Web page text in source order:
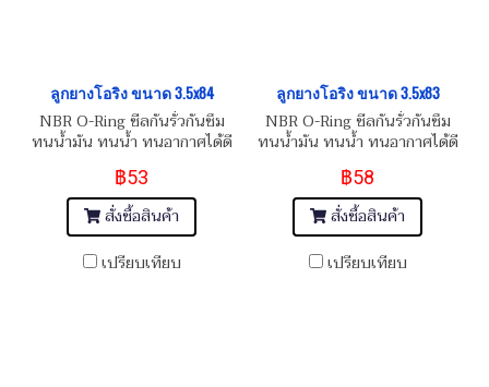
ลูกยางโอริง ขนาด 3.5x84
NBR O-Ring ซีลกันรั่วกันซึม
ทนน้ำมัน ทนน้ำ ทนอากาศได้ดี
฿53
สั่งซื้อสินค้า
เปรียบเทียบ
ลูกยางโอริง ขนาด 3.5x83
NBR O-Ring ซีลกันรั่วกันซึม
ทนน้ำมัน ทนน้ำ ทนอากาศได้ดี
฿58
สั่งซื้อสินค้า
เปรียบเทียบ